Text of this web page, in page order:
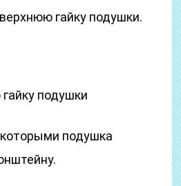
гайку подушки.
подушки
подушка